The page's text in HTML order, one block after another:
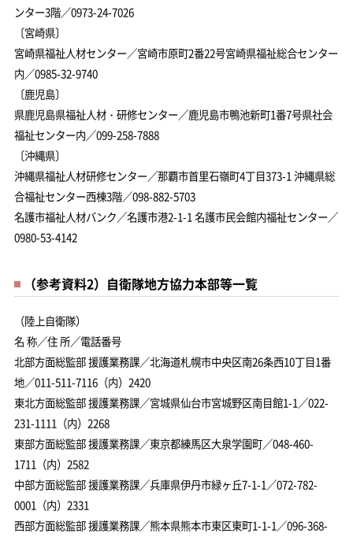
ンター3階／0973-24-7026
〔宮崎県〕
宮崎県福祉人材センター／宮崎市原町2番22号宮崎県福祉総合センター
内／0985-32-9740
〔鹿児島〕
県鹿児島県福祉人材・研修センター／鹿児島市鴨池新町1番7号県社会
福祉センター内／099-258-7888
〔沖縄県〕
沖縄県福祉人材研修センター／那覇市首里石嶺町4丁目373-1 沖縄県総
合福祉センター西棟3階／098-882-5703
名護市福祉人材バンク／名護市港2-1-1 名護市民会館内福祉センター／
0980-53-4142
（参考資料2）自衛隊地方協力本部等一覧
（陸上自衛隊）
名 称／住 所／電話番号
北部方面総監部 援護業務課／北海道札幌市中央区南26条西10丁目1番
地／011-511-7116（内）2420
東北方面総監部 援護業務課／宮城県仙台市宮城野区南目館1-1／022-
231-1111（内）2268
東部方面総監部 援護業務課／東京都練馬区大泉学園町／048-460-
1711（内）2582
中部方面総監部 援護業務課／兵庫県伊丹市緑ヶ丘7-1-1／072-782-
0001（内）2331
西部方面総監部 援護業務課／熊本県熊本市東区東町1-1-1／096-368-